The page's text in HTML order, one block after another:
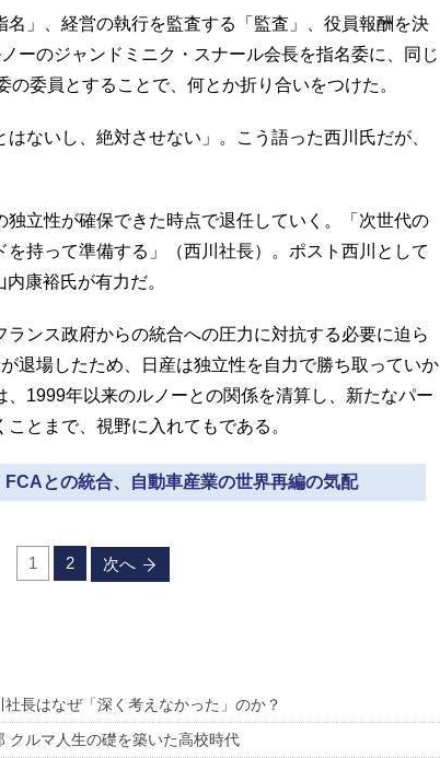
」、経営の執行を監査する「監査」、役員報酬を決
ーのジャンドミニク・スナール会長を指名委に、同じ
の委員とすることで、何とか折り合いをつけた。
ないし、絶対させない」。こう語った西川氏だが、
立性が確保できた時点で退任していく。「次世代の
持って準備する」（西川社長）。ポスト西川として
康裕氏が有力だ。
ンス政府からの統合への圧力に対抗する必要に迫ら
退場したため、日産は独立性を自力で勝ち取っていか
1999年以来のルノーとの関係を清算し、新たなパー
とまで、視野に入れてもである。
との統合、自動車産業の世界再編の気配
1 2 次へ
長はなぜ「深く考えなかった」のか？
クルマ人生の礎を築いた高校時代